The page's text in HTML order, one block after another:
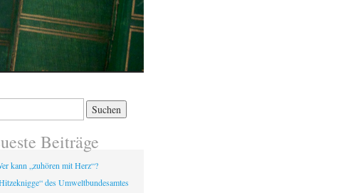
Beiträge
kann „zuhören mit Herz“?
des Umweltbundesamtes